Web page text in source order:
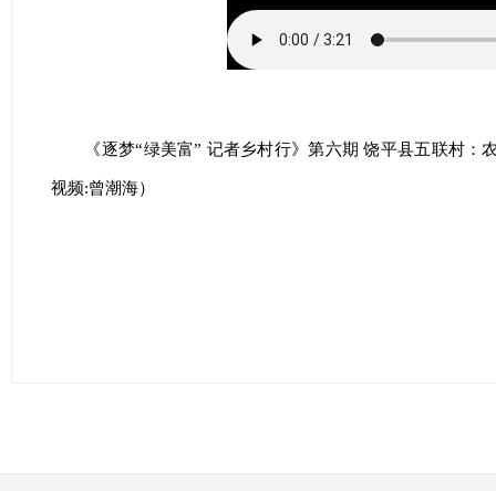
《逐梦“绿美富” 记者乡村行》第六期 饶平县五联村
视频:曾潮海）